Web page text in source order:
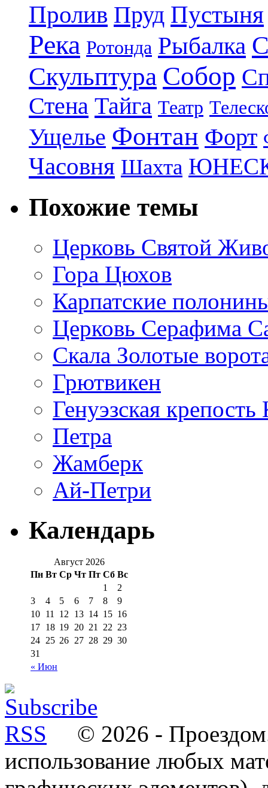
Пролив Пруд Пустыня
Река Ротонда Рыбалка
Скульптура Собор
Стена Тайга Театр
Ущелье Фонтан Форт
Часовня Шахта
Похожие темы
Церковь Святой
Гора Цюхов
Карпатские
Церковь Серафима
Скала Золотые
Грютвикен
Генуэзская крепость
Петра
Жамберк
Ай-Петри
Календарь
Август 2026
Пн Вт Ср Чт Пт Сб Вс
« Июн
1
2
3
4 5 6 7 8
9
10 11 12 13 14 15 16
17 18 19 20 21 22 23
24 25 26 27 28 29 30
31
© 2026 -
использование любых